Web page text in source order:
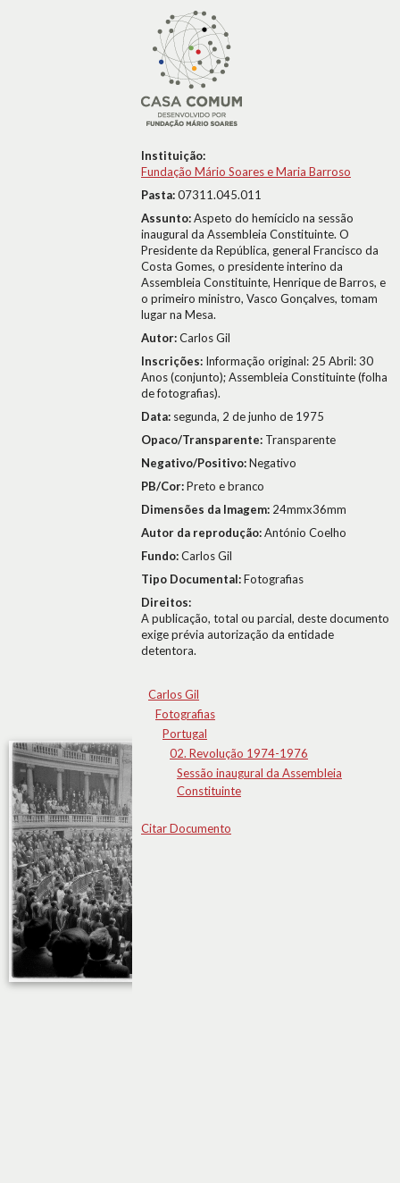
Instituição:
Fundação Mário Soares e Maria Barroso
Pasta:07311.045.011
Assunto:Aspeto do hemíciclo na sessão
inaugural da Assembleia Constituinte. O
Presidente da República, general Francisco da
Costa Gomes, o presidente interino da
Assembleia Constituinte, Henrique de Barros, e
o primeiro ministro, Vasco Gonçalves, tomam
lugar na Mesa.
Autor:Carlos Gil
Inscrições: Informação original: 25 Abril: 30
Anos (conjunto); Assembleia Constituinte (folha
de fotografias).
Data: segunda, 2 de junho de 1975
Opaco/Transparente: Transparente
Negativo/Positivo:Negativo
PB/Cor:Preto e branco
Dimensões da Imagem: 24mmx36mm
Autor da reprodução:António Coelho
Fundo:Carlos Gil
Tipo Documental:Fotografias
Direitos:
A publicação, total ou parcial, deste documento
exige prévia autorização da entidade
detentora.
Carlos Gil
Fotografias
Portugal
02. Revolução 1974-1976
Sessão inaugural da Assembleia
Constituinte
Citar Documento